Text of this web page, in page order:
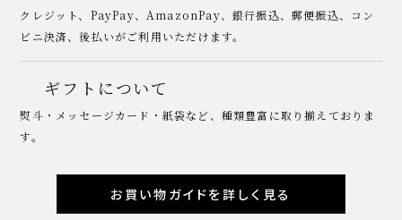
クレジット、PayPay、AmazonPay、銀行振込、郵便振込、コン
ビニ決済、後払いがご利用いただけます。
ギフトについて
熨斗・メッセージカード・紙袋など、種類豊富に取り揃えておりま
す。
お買い物ガイドを詳しく見る